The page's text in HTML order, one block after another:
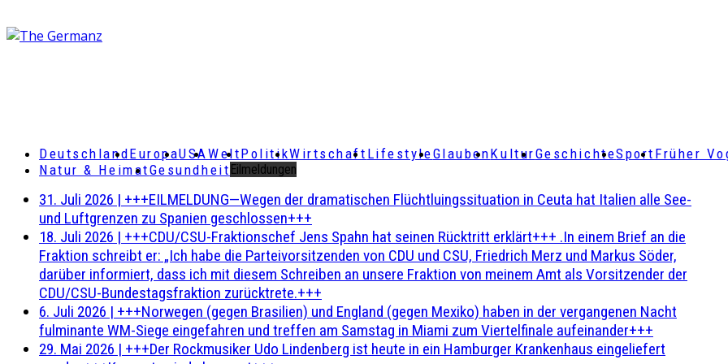
DeutschlandEuropaUSAWeltPolitikWirtschaft LifestyleGlaubenKulturGeschichteSport Früher
Natur & HeimatGesundheit Eilmeldungen
31. Juli 2026 | +++EILMELDUNG—Wegen der dramatischen Flüchtluingssituation in Ceuta hat Italien alle See-
und Luftgrenzen zu Spanien geschlossen+++
18. Juli 2026 | +++CDU/CSU-Fraktionschef Jens Spahn hat seinen Rücktritt erklärt+++ .In einem Brief an die
Fraktion schreibt er: „Ich habe die Parteivorsitzenden von CDU und CSU, Friedrich Merz und Markus Söder,
darüber informiert, dass ich mit diesem Schreiben an unsere Fraktion von meinem Amt als Vorsitzender der
CDU/CSU-Bundestagsfraktion zurücktrete.+++
6. Juli 2026 | +++Norwegen (gegen Brasilien) und England (gegen Mexiko) haben in der vergangenen Nacht
fulminante WM-Siege eingefahren und treffen am Samstag in Miami zum Viertelfinale aufeinander+++
29. Mai 2026 | +++Der Rockmusiker Udo Lindenberg ist heute in ein Hamburger Krankenhaus eingeliefert